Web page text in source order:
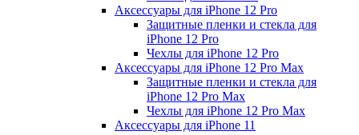
Аксессуары для iPhone 12 Pro
Защитные пленки и стекла для
iPhone 12 Pro
Чехлы для iPhone 12 Pro
Аксессуары для iPhone 12 Pro Max
Защитные пленки и стекла для
iPhone 12 Pro Max
Чехлы для iPhone 12 Pro Max
Аксессуары для iPhone 11